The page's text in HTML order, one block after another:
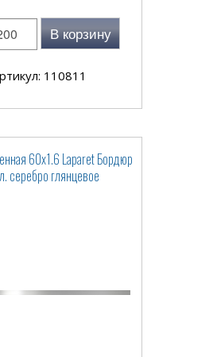
В корзину
110811
60x1.6 Laparet Бордюр
серебро глянцевое